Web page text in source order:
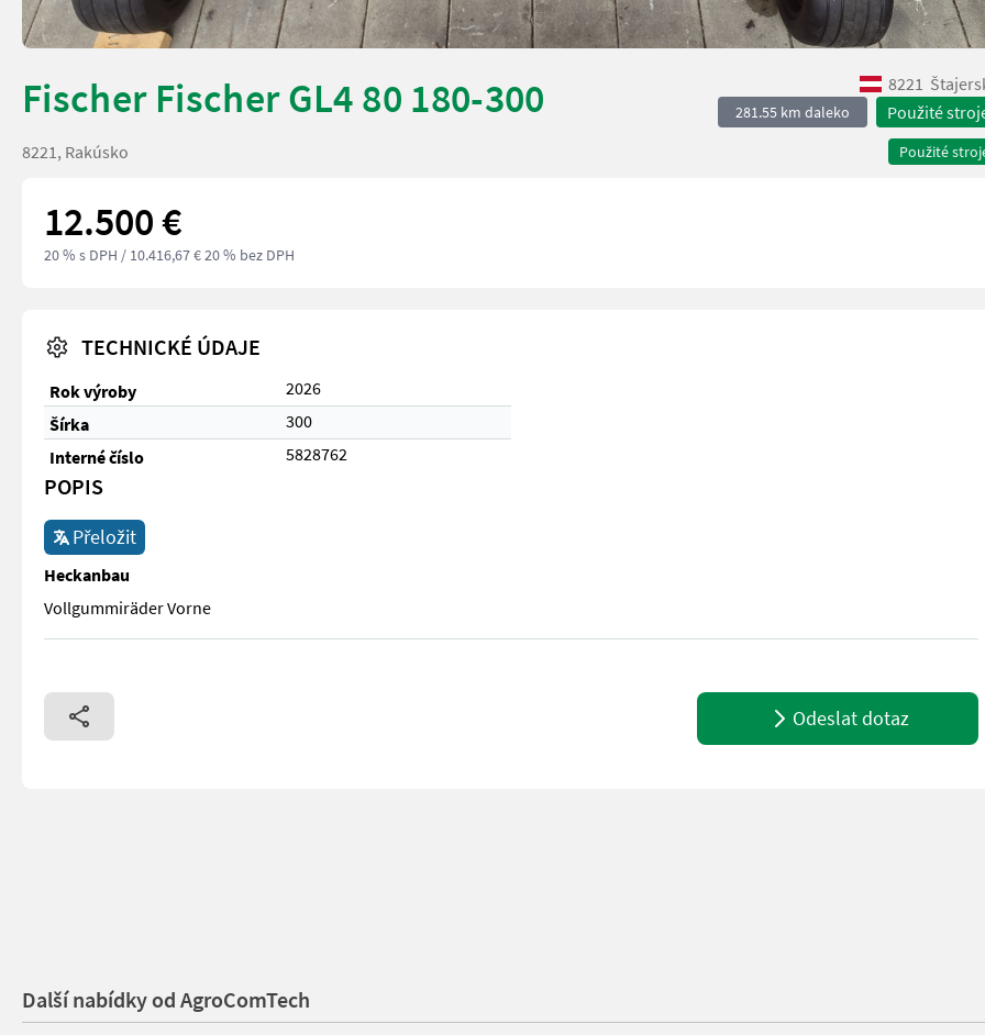
Fischer Fischer GL4 80 180-300 8221
281.55 km daleko Použité
Použité
8221, Rakúsko
12.500 €
20 % s DPH / 10.416,67 € 20 % bez DPH
TECHNICKÉ ÚDAJE
Rok výroby
2026
Šírka
300
Interné číslo
5828762
POPIS
Přeložit
Heckanbau
Vollgummiräder Vorne
Vollgummiräder Vorne
Odeslat dotaz
Další nabídky od AgroComTech